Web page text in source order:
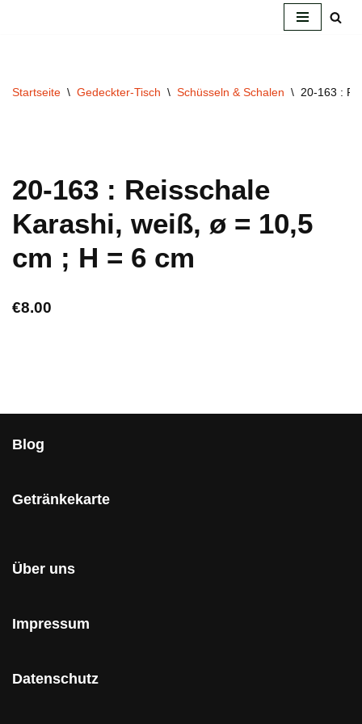
Startseite \ Gedeckter-Tisch \ Schüsseln & Schalen \ 20-163 :
20-163 : Reisschale
Karashi, weiß, ø = 10,5
cm ; H = 6 cm
€8.00
Blog
Getränkekarte
Über uns
Impressum
Datenschutz